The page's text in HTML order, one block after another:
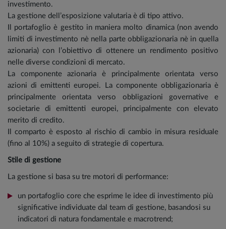
investimento.
La gestione dell’esposizione valutaria è di tipo attivo.
Il portafoglio è gestito in maniera molto dinamica (non avendo
limiti di investimento nè nella parte obbligazionaria nè in quella
azionaria) con l’obiettivo di ottenere un rendimento positivo
nelle diverse condizioni di mercato.
La componente azionaria è principalmente orientata verso
azioni di emittenti europei. La componente obbligazionaria è
principalmente orientata verso obbligazioni governative e
societarie di emittenti europei, principalmente con elevato
merito di credito.
Il comparto è esposto al rischio di cambio in misura residuale
(fino al 10%) a seguito di strategie di copertura.
Stile di gestione
La gestione si basa su tre motori di performance:
un portafoglio core che esprime le idee di investimento più
significative individuate dal team di gestione, basandosi su
indicatori di natura fondamentale e macrotrend;